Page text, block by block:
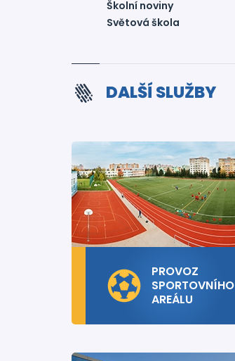
Školní noviny
Světová škola
DALŠÍ SLUŽBY
PROVOZ
SPORTOVNÍHO
AREÁLU